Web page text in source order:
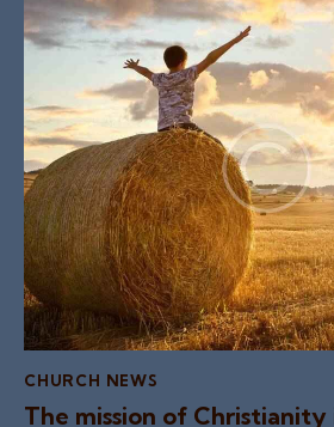
CHURCH NEWS
The mission of Christianity